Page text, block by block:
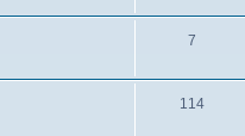
7
114